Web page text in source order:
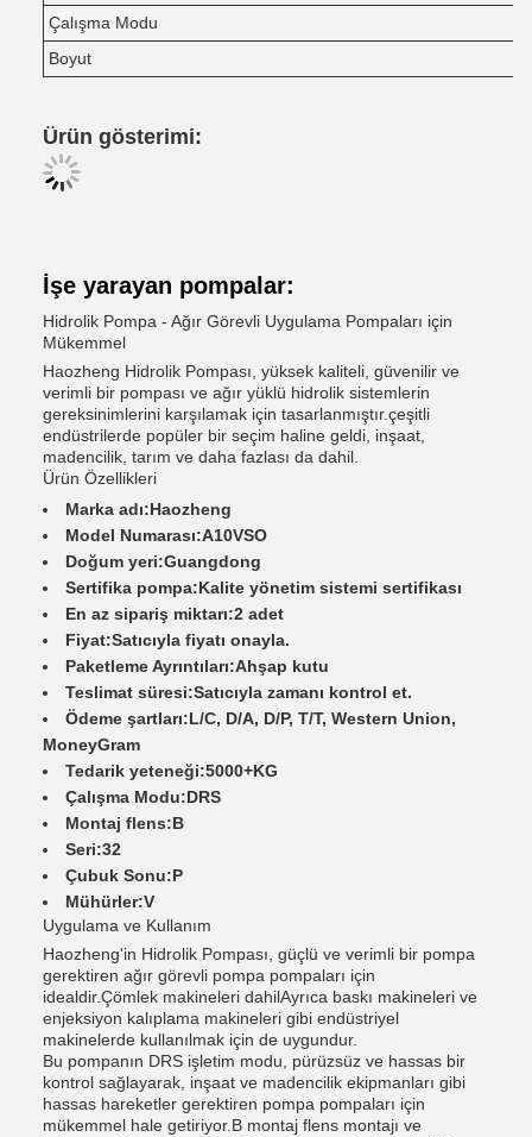
Çalışma Modu
Boyut
Ürün gösterimi:
İşe yarayan pompalar:
Hidrolik Pompa - Ağır Görevli Uygulama Pompaları için
Mükemmel
Haozheng Hidrolik Pompası, yüksek kaliteli, güvenilir ve
verimli bir pompası ve ağır yüklü hidrolik sistemlerin
gereksinimlerini karşılamak için tasarlanmıştır.çeşitli
endüstrilerde popüler bir seçim haline geldi, inşaat,
madencilik, tarım ve daha fazlası da dahil.
Ürün Özellikleri
Marka adı:Haozheng
Model Numarası:A10VSO
Doğum yeri:Guangdong
Sertifika pompa:Kalite yönetim sistemi sertifikası
En az sipariş miktarı:2 adet
Fiyat:Satıcıyla fiyatı onayla.
Paketleme Ayrıntıları:Ahşap kutu
Teslimat süresi:Satıcıyla zamanı kontrol et.
Ödeme şartları:L/C, D/A, D/P, T/T, Western Union,
MoneyGram
Tedarik yeteneği:5000+KG
Çalışma Modu:DRS
Montaj flens:B
Seri:32
Çubuk Sonu:P
Mühürler:V
Uygulama ve Kullanım
Haozheng'in Hidrolik Pompası, güçlü ve verimli bir pompa
gerektiren ağır görevli pompa pompaları için
idealdir.Çömlek makineleri dahilAyrıca baskı makineleri ve
enjeksiyon kalıplama makineleri gibi endüstriyel
makinelerde kullanılmak için de uygundur.
Bu pompanın DRS işletim modu, pürüzsüz ve hassas bir
kontrol sağlayarak, inşaat ve madencilik ekipmanları gibi
hassas hareketler gerektiren pompa pompaları için
mükemmel hale getiriyor.B montaj flens montajı ve